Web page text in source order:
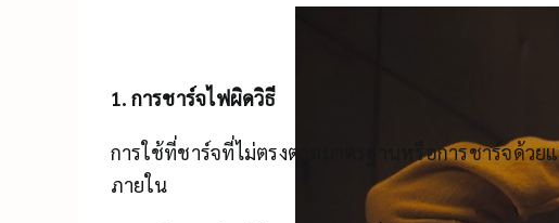
1. การชาร์จไฟผิดวิธี
การใช้ที่ชาร์จที่ไม่ตรงตามมาตรฐานหรือการชาร์จด้ว
ภายใน